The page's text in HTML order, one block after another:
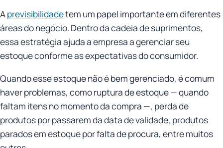
Aprevisibilidadetem um papel importante em diferentes
áreas do negócio. Dentro da cadeia de suprimentos,
essa estratégia ajuda a empresa a gerenciar seu
estoque conforme as expectativas do consumidor.
Quando esse estoque não é bem gerenciado, é comum
haver problemas, como ruptura de estoque — quando
faltam itens no momento da compra —, perda de
produtos por passarem da data de validade, produtos
parados em estoque por falta de procura, entre muitos